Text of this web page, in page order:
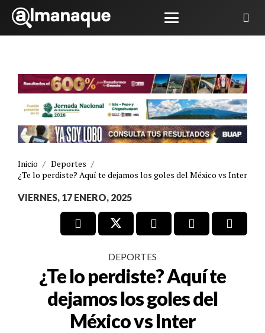
Inicio / Deportes /
¿Te lo perdiste? Aquí te dejamos los goles del México vs Inter
VIERNES, 17 ENERO, 2025
DEPORTES
¿Te lo perdiste? Aquí te
dejamos los goles del
México vs Inter